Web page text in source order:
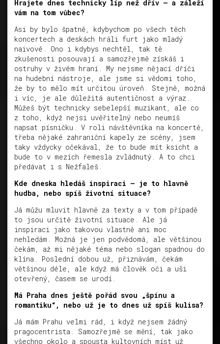
Hrajete dnes technicky líp než dřív – a záleží
vám na tom vůbec?
Asi by bylo špatně, kdybychom po všech těch
koncertech a deskách hráli furt jako mladý
naivové. Ono i kdybys nechtěl, tak tě
zkušenosti posouvají a samozřejmě získáš i
ostruhy v živém hraní. My nejsme nějací dříči
na hudební nástroje, ale jsme si vědomi toho,
že by to mělo mít určitou úroveň. Stejně, možná
i víc, je ale důležitá autentičnost a výraz.
Můžeš být technicky sebelepší muzikant, ale co
z toho, když nejsi uvěřitelný nebo neumíš
napsat písničku. V roli návštěvníka na koncertě,
třeba nějaké zahraniční kapely ze scény, jsem
taky vždycky očekával, že to bude mít ksicht a
bude to v mezích řemesla zvládnutý. A to chci
předávat i s Nežfaleš.
Kde dneska hledáš inspiraci – je to hlavně
hudba, nebo spíš životní situace?
Já můžu mluvit hlavně za texty a v tom případě
to jsou určitě životní situace. Ale já
inspiraci jako takovou vlastně ani moc
nehledám. Možná je jen podvědomá, ale většinou
čekám, až mi nějaké téma nebo slogan spadnou do
klína. Poslední dobou už, přiznávám, čekám
většinou déle, ale když má člověk oči a uši
otevřený, časem se urodí.
Má Praha dnes ještě pořád svou „špínu a
romantiku“, nebo už je to dnes už spíš kulisa?
Já mám Prahu velmi rád, i když nejsem žádný
pragocentrista. Samozřejmě se mění, tak jako
všechno okolo a spousta kultovních míst už